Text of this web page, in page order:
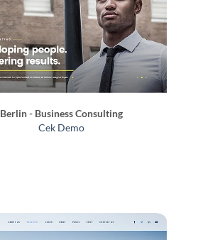
Berlin - Business Consulting
Cek Demo